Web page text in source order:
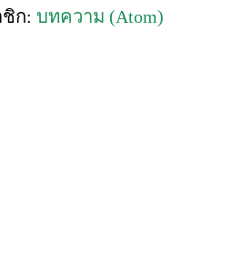
ก: บทความ (Atom)